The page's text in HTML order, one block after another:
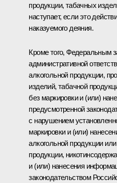
продукции, табачных
наступает, если это
наказуемого деяния.
Кроме того, Федеральным
административной
алкогольной продукции,
изделий, табачной
без маркировки и (или)
предусмотренной
с нарушением
маркировки и (или)
алкогольной продукции
продукции,
и (или) нанесения
законодательством